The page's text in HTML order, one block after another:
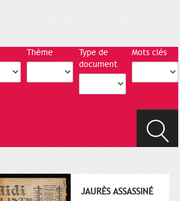
Thème
Type de
document
Mots clés
JAURÈS ASSASSINÉ